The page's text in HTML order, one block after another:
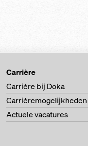
Carrière
Carrière bij Doka
Carrièremogelijkheden
Actuele vacatures